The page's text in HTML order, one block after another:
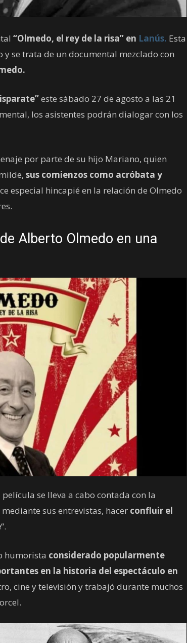
“Olmedo, el rey de la risa” en Lanús. Esta
se trata de un documental mezclado con
este sábado 27 de agosto a las 21
los asistentes podrán dialogar con los
por parte de su hijo Mariano, quien
sus comienzos como acróbata y
especial hincapié en la relación de Olmedo
Alberto Olmedo en una
se lleva a cabo contada con la
sus entrevistas, hacer confluir el
“.
humorista considerado popularmente
en la historia del espectáculo en
cine y televisión y trabajó durante muchos